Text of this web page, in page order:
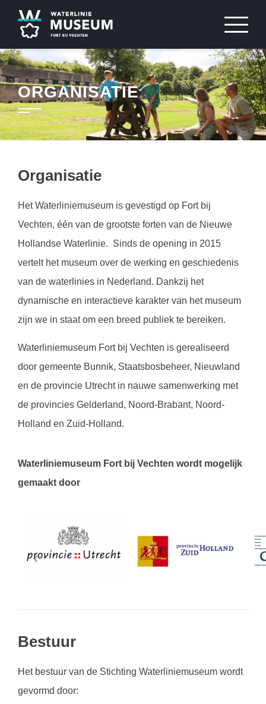
en
ga
naar
inhoud
ORGANISATIE
Organisatie
Het Waterliniemuseum is gevestigd op Fort bij
Vechten, één van de grootste forten van de Nieuwe
Hollandse Waterlinie. Sinds de opening in 2015
vertelt het museum over de werking en geschiedenis
van de waterlinies in Nederland. Dankzij het
dynamische en interactieve karakter van het museum
zijn we in staat om een breed publiek te bereiken.
Waterliniemuseum Fort bij Vechten is gerealiseerd
door gemeente Bunnik, Staatsbosbeheer, Nieuwland
en de provincie Utrecht in nauwe samenwerking met
de provincies Gelderland, Noord-Brabant, Noord-
Holland en Zuid-Holland.
Waterliniemuseum Fort bij Vechten wordt mogelijk
gemaakt door
Bestuur
Het bestuur van de Stichting Waterliniemuseum wordt
gevormd door: